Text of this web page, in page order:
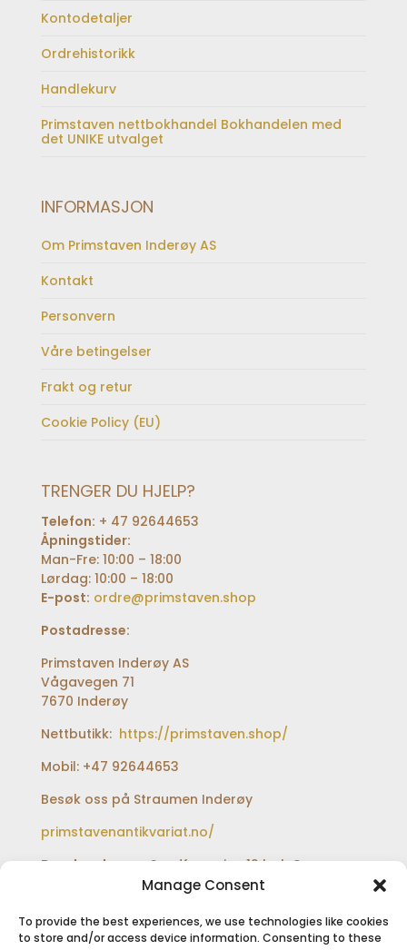
Manage Consent
To provide the best experiences, we use technologies like cookies
to store and/or access device information. Consenting to these
Kontodetaljer
Ordrehistorikk
Handlekurv
Primstaven nettbokhandel Bokhandelen med
det UNIKE utvalget
INFORMASJON
Om Primstaven Inderøy AS
Kontakt
Personvern
Våre betingelser
Frakt og retur
Cookie Policy (EU)
TRENGER DU HJELP?
Telefon: + 47 92644653
Åpningstider:
Man-Fre: 10:00 – 18:00
Lørdag: 10:00 – 18:00
E-post: ordre@primstaven.shop
Postadresse:
Primstaven Inderøy AS
Vågavegen 71
7670 Inderøy
Nettbutikk: https://primstaven.shop/
Mobil: +47 92644653
Besøk oss på Straumen Inderøy
primstavenantikvariat.no/
Besøksadresse:Sundfærveien 12 bak Coop
extra og Shell bensinstasjon